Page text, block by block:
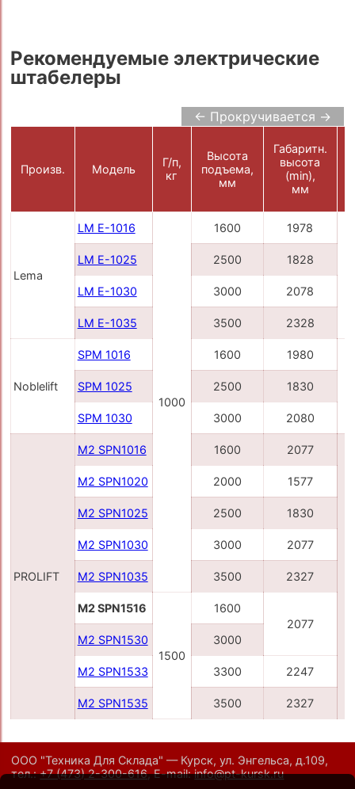
Рекомендуемые электрические
штабелеры
← Прокручивается →
Произв. Модель
Г/п,
кг
Высота
подъема,
мм
Габаритн.
высота
(min),
мм
Lema
LM E-1016
1000
1600 1978
LM E-1025 2500 1828
LM E-1030 3000 2078
LM E-1035 3500 2328
Noblelift
SPM 1016 1600 1980
SPM 1025 2500 1830
SPM 1030 3000 2080
PROLIFT
M2 SPN1016 1600 2077
M2 SPN1020 2000 1577
M2 SPN1025 2500 1830
M2 SPN1030 3000 2077
M2 SPN1035 3500 2327
M2 SPN1516
1500
1600
2077
M2 SPN1530
3000
M2 SPN1533 3300 2247
M2 SPN1535 3500 2327
ООО "Техника Для Склада" — Курск, ул. Энгельса, д.109,
тел.:+7 (473) 2-300-616,E-mail:info@pt-kursk.ru